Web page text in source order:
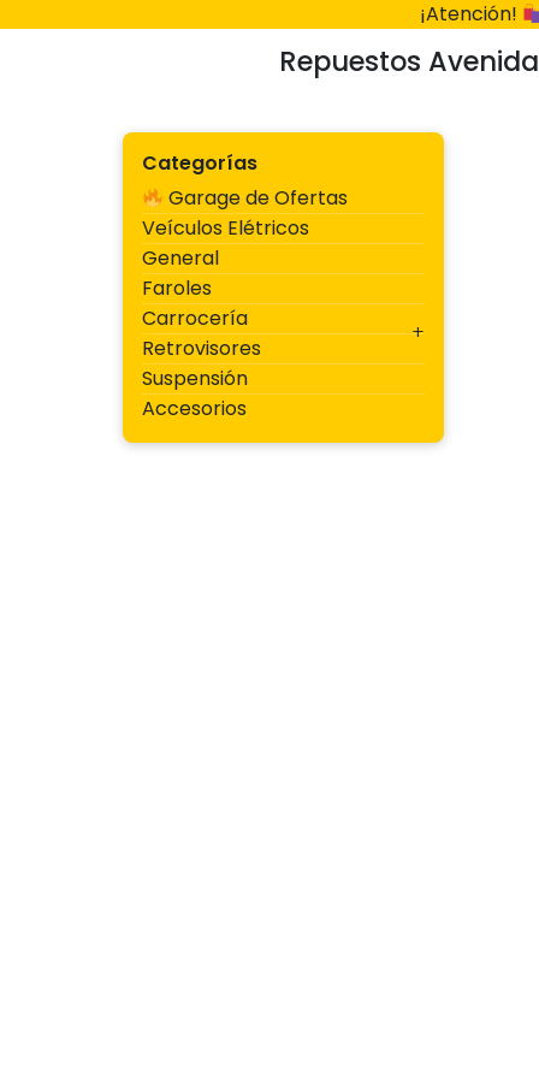
¡Atención!
Repuestos Avenida
Categorías
Garage de Ofertas
Veículos Elétricos
General
Faroles
Carrocería
Retrovisores
Suspensión
Accesorios